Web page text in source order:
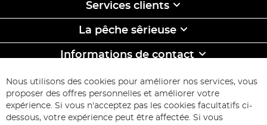
Services clients
La pêche sêrieuse
Informations de contact
ABONNEZ-VOUS & ECONOMISEZ
Inscription
à
Inscription
Nous utilisons des cookies pour améliorer nos services, vous
proposer des offres personnelles et améliorer votre
expérience. Si vous n'acceptez pas les cookies facultatifs ci-
dessous, votre expérience peut être affectée. Si vous